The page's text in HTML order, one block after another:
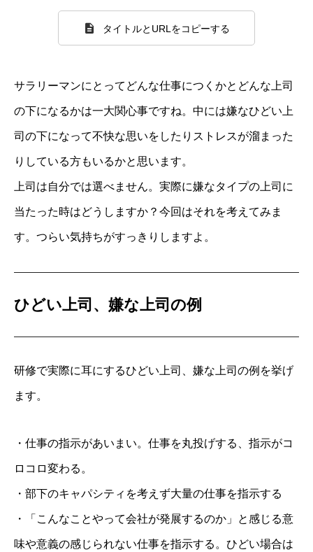
タイトルとURLをコピーする
サラリーマンにとってどんな仕事につくかとどんな上司
の下になるかは一大関心事ですね。中には嫌なひどい上
司の下になって不快な思いをしたりストレスが溜まった
りしている方もいるかと思います。
上司は自分では選べません。実際に嫌なタイプの上司に
当たった時はどうしますか？今回はそれを考えてみま
す。つらい気持ちがすっきりしますよ。
ひどい上司、嫌な上司の例
研修で実際に耳にするひどい上司、嫌な上司の例を挙げ
ます。
・仕事の指示があいまい。仕事を丸投げする、指示がコ
ロコロ変わる。
・部下のキャパシティを考えず大量の仕事を指示する
・「こんなことやって会社が発展するのか」と感じる意
味や意義の感じられない仕事を指示する。ひどい場合は